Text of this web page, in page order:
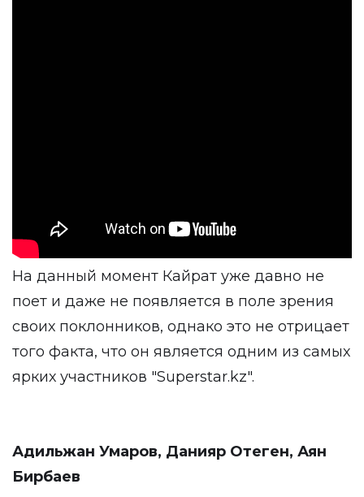
На данный момент Кайрат уже давно не
поет и даже не появляется в поле зрения
своих поклонников, однако это не отрицает
того факта, что он является одним из самых
ярких участников "Superstar.kz".
Адильжан Умаров, Данияр Отеген, Аян
Бирбаев